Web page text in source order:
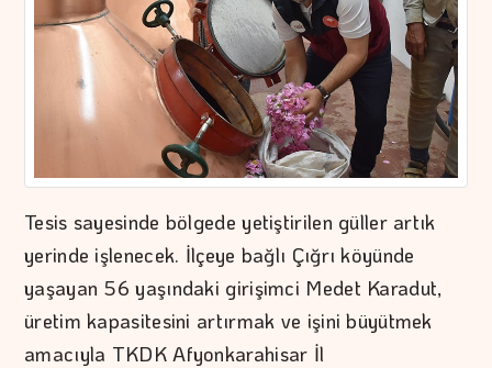
Tesis sayesinde bölgede yetiştirilen güller artık
yerinde işlenecek. İlçeye bağlı Çığrı köyünde
yaşayan 56 yaşındaki girişimci Medet Karadut,
üretim kapasitesini artırmak ve işini büyütmek
amacıyla TKDK Afyonkarahisar İl